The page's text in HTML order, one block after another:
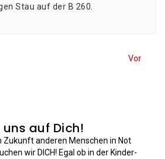
Stau auf der B 260.
Vor
auf Dich!
Zukunft anderen Menschen in Not
wir DICH! Egal ob in der Kinder-